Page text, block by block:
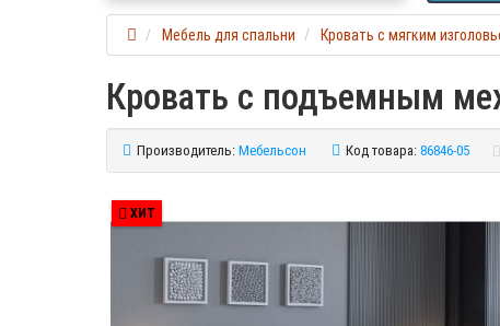
Мебель для спальни Кровать с мягким
Кровать с подъемным
Производитель: Мебельсон Код товара: 86846-05
ХИТ